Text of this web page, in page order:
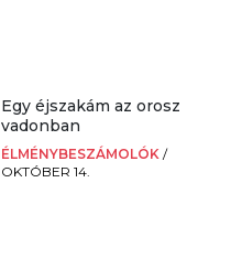
Egy éjszakám az orosz
vadonban
ÉLMÉNYBESZÁMOLÓK /
OKTÓBER 14.